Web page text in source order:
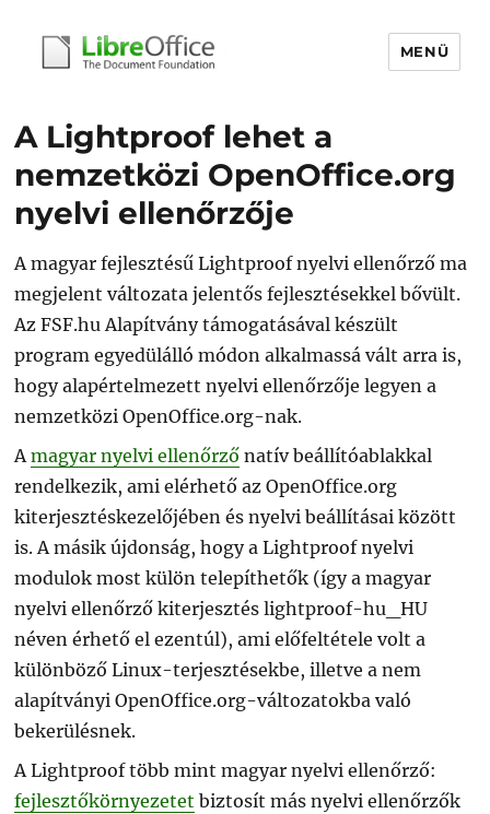
MENÜ
A Lightproof lehet a
nemzetközi OpenOffice.org
nyelvi ellenőrzője
A magyar fejlesztésű Lightproof nyelvi ellenőrző ma
megjelent változata jelentős fejlesztésekkel bővült.
Az FSF.hu Alapítvány támogatásával készült
program egyedülálló módon alkalmassá vált arra is,
hogy alapértelmezett nyelvi ellenőrzője legyen a
nemzetközi OpenOffice.org-nak.
Amagyar nyelvi ellenőrző natív beállítóablakkal
rendelkezik, ami elérhető az OpenOffice.org
kiterjesztéskezelőjében és nyelvi beállításai között
is. A másik újdonság, hogy a Lightproof nyelvi
modulok most külön telepíthetők (így a magyar
nyelvi ellenőrző kiterjesztés lightproof-hu_HU
néven érhető el ezentúl), ami előfeltétele volt a
különböző Linux-terjesztésekbe, illetve a nem
alapítványi OpenOffice.org-változatokba való
bekerülésnek.
A Lightproof több mint magyar nyelvi ellenőrző:
fejlesztőkörnyezetet biztosít más nyelvi ellenőrzők